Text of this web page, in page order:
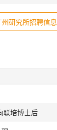
州研究所招聘信息
联培博士后